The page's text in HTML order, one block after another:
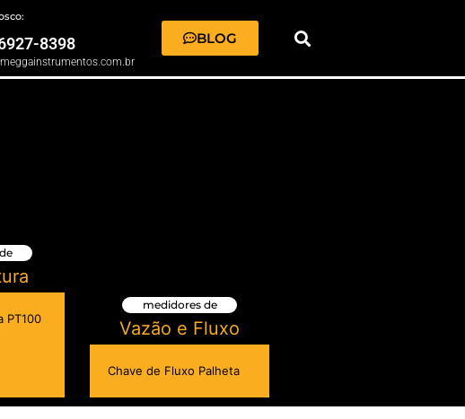
8398 BLOG
PT100
medidores de
Vazão e Fluxo
Chave de Fluxo Palheta